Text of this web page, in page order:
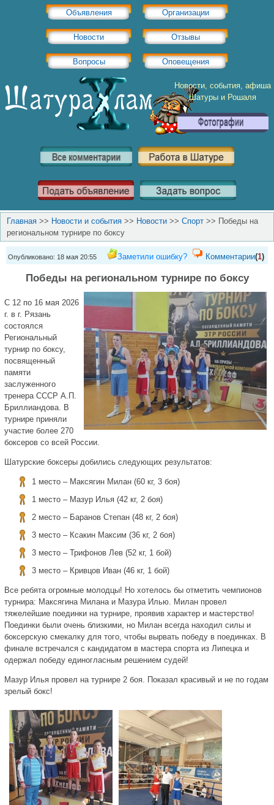
Объявления Организации
Новости Отзывы
Вопросы Оповещения
Новости, события, афиша
Шатуры и Рошаля
Главная >> Новости и события >> Новости >> Спорт >> Победы на
региональном турнире по боксу
Опубликовано: 18 мая 20:55 Заметили ошибку? Комментарии(1)
Победы на региональном турнире по боксу
С 12 по 16 мая 2026
г. в г. Рязань
состоялся
Региональный
турнир по боксу,
посвященный
памяти
заслуженного
тренера СССР А.П.
Бриллиандова. В
турнире приняли
участие более 270
боксеров со всей России.
Шатурские боксеры добились следующих результатов:
1 место – Максягин Милан (60 кг, 3 боя)
1 место – Мазур Илья (42 кг, 2 боя)
2 место – Баранов Степан (48 кг, 2 боя)
3 место – Ксакин Максим (36 кг, 2 боя)
3 место – Трифонов Лев (52 кг, 1 бой)
3 место – Кривцов Иван (46 кг, 1 бой)
Все ребята огромные молодцы! Но хотелось бы отметить чемпионов
турнира: Максягина Милана и Мазура Илью. Милан провел
тяжелейшие поединки на турнире, проявив характер и мастерство!
Поединки были очень близкими, но Милан всегда находил силы и
боксерскую смекалку для того, чтобы вырвать победу в поединках. В
финале встречался с кандидатом в мастера спорта из Липецка и
одержал победу единогласным решением судей!
Мазур Илья провел на турнире 2 боя. Показал красивый и не по годам
зрелый бокс!